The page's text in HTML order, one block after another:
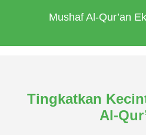
Mushaf Al-Qur’an
Tingkatkan
Al-